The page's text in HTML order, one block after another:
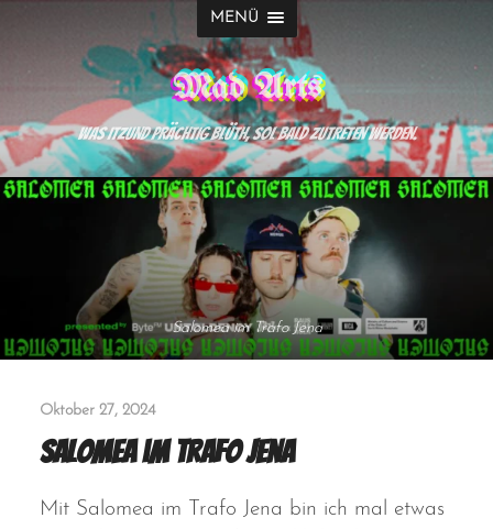
MENÜ
Mad Arts
Was itzund prächtig blüth, sol bald zutreten werden.
Salomea im Trafo Jena
Oktober 27, 2024
Salomea im Trafo Jena
Mit Salomea im Trafo Jena bin ich mal etwas